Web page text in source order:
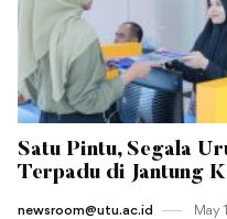
Satu Pintu, Segala
Terpadu di Jantung
newsroom@utu.ac.id May